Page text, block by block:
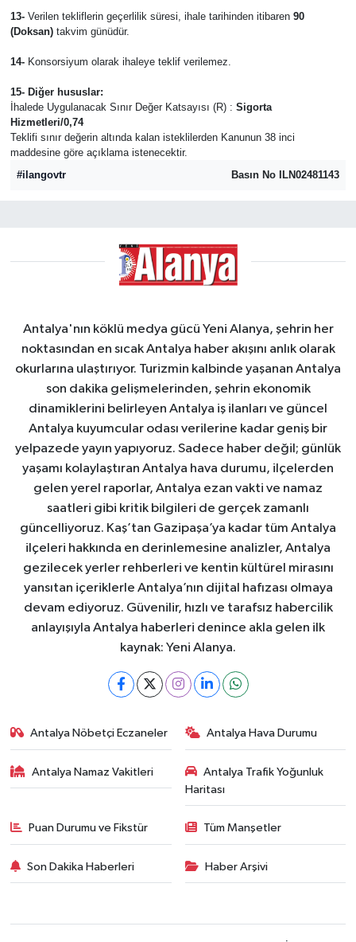
13-Verilen tekliflerin geçerlilik süresi, ihale tarihinden itibaren 90
(Doksan)takvim günüdür.
14-Konsorsiyum olarak ihaleye teklif verilemez.
15- Diğer hususlar:
İhalede Uygulanacak Sınır Değer Katsayısı (R) : Sigorta
Hizmetleri/0,74
Teklifi sınır değerin altında kalan isteklilerden Kanunun 38 inci
maddesine göre açıklama istenecektir.
#ilangovtr
Basın No ILN02481143
Antalya'nın köklü medya gücü Yeni Alanya, şehrin her
noktasından en sıcak Antalya haber akışını anlık olarak
okurlarına ulaştırıyor. Turizmin kalbinde yaşanan Antalya
son dakika gelişmelerinden, şehrin ekonomik
dinamiklerini belirleyen Antalya iş ilanları ve güncel
Antalya kuyumcular odası verilerine kadar geniş bir
yelpazede yayın yapıyoruz. Sadece haber değil; günlük
yaşamı kolaylaştıran Antalya hava durumu, ilçelerden
gelen yerel raporlar, Antalya ezan vakti ve namaz
saatleri gibi kritik bilgileri de gerçek zamanlı
güncelliyoruz. Kaş’tan Gazipaşa’ya kadar tüm Antalya
ilçeleri hakkında en derinlemesine analizler, Antalya
gezilecek yerler rehberleri ve kentin kültürel mirasını
yansıtan içeriklerle Antalya’nın dijital hafızası olmaya
devam ediyoruz. Güvenilir, hızlı ve tarafsız habercilik
anlayışıyla Antalya haberleri denince akla gelen ilk
kaynak: Yeni Alanya.
Antalya Nöbetçi Eczaneler Antalya Hava Durumu
Antalya Namaz Vakitleri
Antalya Trafik Yoğunluk
Haritası
Puan Durumu ve Fikstür Tüm Manşetler
Son Dakika Haberleri Haber Arşivi